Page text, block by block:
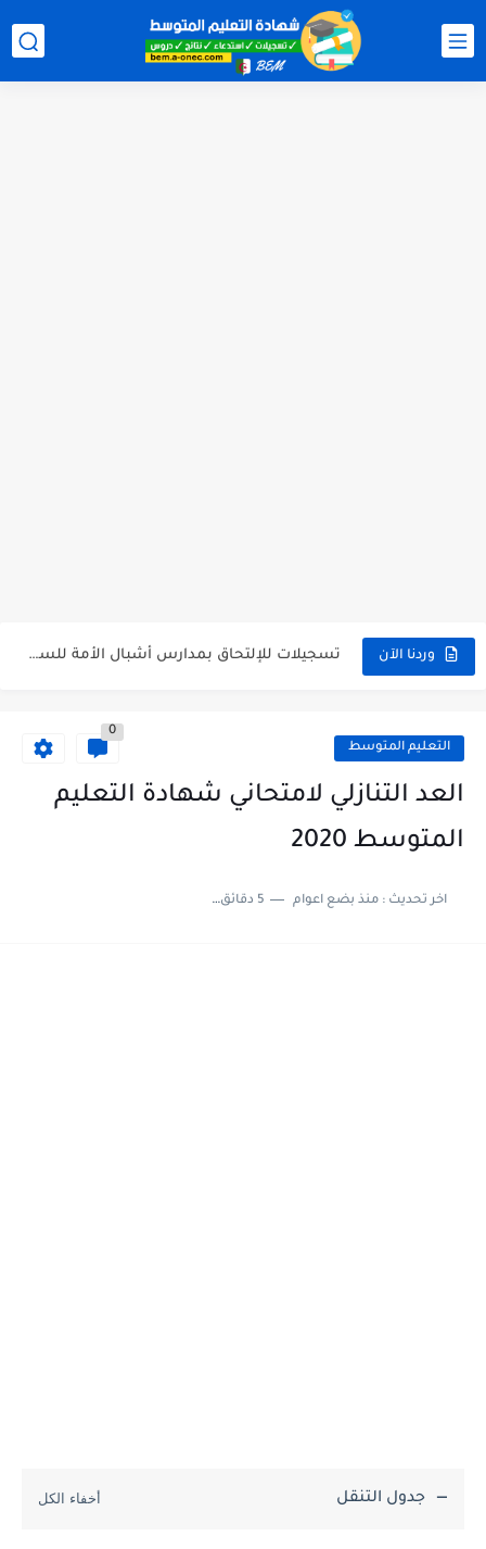
وردنا الآن سحب كشف نقاط شهادة التعليم المتوسط للناجحين 2026 bem.onec.dz releve
الآن سحب كشف نقاط شهادة التعليم المتوسط 2026 bem.onec.dz التعليم المتوسط
0
العد التنازلي لامتحاني شهادة التعليم
المتوسط 2020
اخر تحديث :منذ بضع اعوام 5 دقائق للقراءة
جدول التنقل